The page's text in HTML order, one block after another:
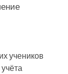
учеников